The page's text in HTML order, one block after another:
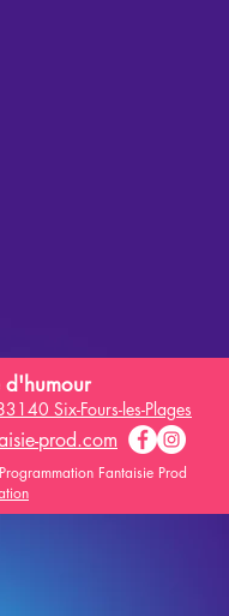
d'humour
Six-Fours-les-Plages
prod.com
Fantaisie Prod